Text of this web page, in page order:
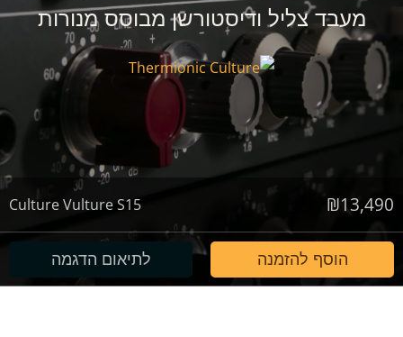
מעבד צליל ודיסטורשן מבוסס מנורות
₪13,490
Culture Vulture S15
הוסף להזמנה לתיאום הדגמה